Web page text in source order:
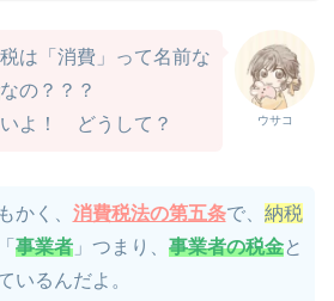
ウサコ
は「消費」って名前な
なの？？？
よ！ どうして？
かく、 消費税法の第五条で、 納税
事業者」つまり、 事業者の税金と
いるんだよ。